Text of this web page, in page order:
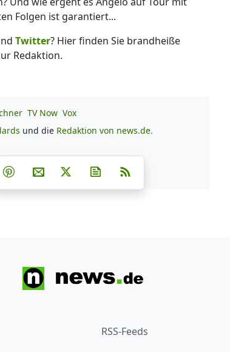
Folgen ist garantiert...
Twitter? Hier finden Sie brandheiße
Redaktion.
TV Now Vox
und die Redaktion von news.de.
hinzufügen
Teilen auf Facebook
Teilen auf Whatsapp
Teilen auf Telegram
Teilen auf Pinterest
Per E-Mail teilen
Post auf XNewsletter abonnieren
RSS-Feeds